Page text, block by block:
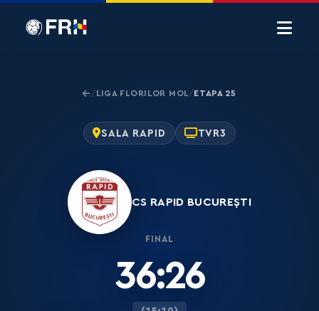
/LIGA FLORILOR MOL/ETAPA 25
SALA RAPID TVR3
CS RAPID BUCUREȘTI
FINAL
36:26